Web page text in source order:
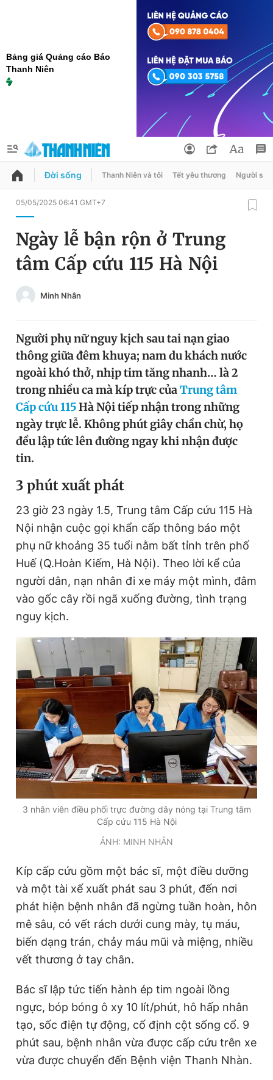
Bảng giá Quảng cáo Báo
Thanh Niên
QUẢNG CÁO ĐẶT BÁO
Chuyên mục
Chuyên mục khác
Tin thị trường Tin 360
Video Magazine
Sản phẩm khác
Tiện ích
Thông tin tòa soạn
Đọc Thanh Niên trên điện thoại
Theo dõi báo trên
Hotline
0906 645 777
Liên hệ quảng cáo
0908 780 404
Đặt báo Quảng cáo RSS Tòa soạn Chính sách bảo
Tổng biên tập: Nguyễn Ngọc Toàn
Phó tổng biên tập thường trực: Hải Thành
Phó tổng biên tập: Trần Việt Hưng
Tổng thư ký tòa soạn: Đức Trung
© 2003-2026 Bản quyền thuộc về Báo Thanh Niên. Cấm sao
bản. Phát triển bởi ePi Technologies, JSC.
Đổi mật khẩu
Tin đã lưu
Tin đã xem
Đăng xuất
Đời sống Thanh Niên và tôi Tết yêu thương Người
05/05/2025 06:41 GMT+7
Ngày lễ bận rộn ở Trung
tâm Cấp cứu 115 Hà Nội
Minh Nhân
Người phụ nữ nguy kịch sau tai nạn giao
thông giữa đêm khuya; nam du khách nước
ngoài khó thở, nhịp tim tăng nhanh… là 2
trong nhiều ca mà kíp trực củaTrung tâm
Cấp cứu 115Hà Nội tiếp nhận trong những
ngày trực lễ. Không phút giây chần chừ, họ
đều lập tức lên đường ngay khi nhận được
tin.
3 phút xuất phát
23 giờ 23 ngày 1.5, Trung tâm Cấp cứu 115 Hà
Nội nhận cuộc gọi khẩn cấp thông báo một
phụ nữ khoảng 35 tuổi nằm bất tỉnh trên phố
Huế (Q.Hoàn Kiếm, Hà Nội). Theo lời kể của
người dân, nạn nhân đi xe máy một mình, đâm
vào gốc cây rồi ngã xuống đường, tình trạng
nguy kịch.
3 nhân viên điều phối trực đường dây nóng tại Trung tâm
Cấp cứu 115 Hà Nội
ẢNH: MINH NHÂN
Kíp cấp cứu gồm một bác sĩ, một điều dưỡng
và một tài xế xuất phát sau 3 phút, đến nơi
phát hiện bệnh nhân đã ngừng tuần hoàn, hôn
mê sâu, có vết rách dưới cung mày, tụ máu,
biến dạng trán, chảy máu mũi và miệng, nhiều
vết thương ở tay chân.
Bác sĩ lập tức tiến hành ép tim ngoài lồng
ngực, bóp bóng ô xy 10 lít/phút, hô hấp nhân
tạo, sốc điện tự động, cố định cột sống cổ. 9
phút sau, bệnh nhân vừa được cấp cứu trên xe
vừa được chuyển đến Bệnh viện Thanh Nhàn.